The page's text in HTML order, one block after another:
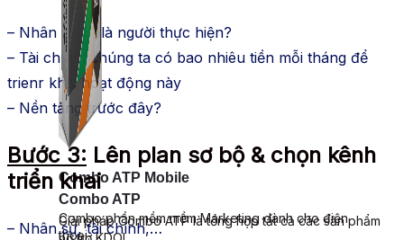
Combo ATP
Giải pháp Combo ATP là tổng hợp tất cả các sản phẩm
Combo ATP Mobile
Combo phần mềm mềm Marketing dành cho điện
thoại.
– Nhân sự: ai là người thực hiện?
– Tài chính: chúng ta có bao nhiêu tiền mỗi tháng để
trienr khai hoạt động này
– Nền tảng trước đây?
Bước 3: Lên plan sơ bộ & chọn kênh
triển khai
– Nhân sự, tài chính,…